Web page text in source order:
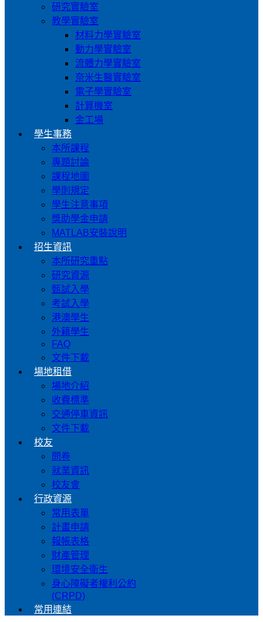
研究實驗室
教學實驗室
材料力學實驗室
動力學實驗室
流體力學實驗室
奈米生醫實驗室
電子學實驗室
計算機室
金工場
學生事務
本所課程
專題討論
課程地圖
學則規定
學生注意事項
獎助學金申請
MATLAB安裝說明
招生資訊
本所研究重點
研究資源
甄試入學
考試入學
港澳學生
外籍學生
FAQ
文件下載
場地租借
場地介紹
收費標準
交通停車資訊
文件下載
校友
問卷
就業資訊
校友會
行政資源
常用表單
計畫申請
報帳表格
財產管理
環境安全衛生
身心障礙者權利公約
(CRPD)
常用連結